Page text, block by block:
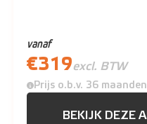
vanaf
€319excl. BTW
Prijs o.b.v. 36
BEKIJK DEZE